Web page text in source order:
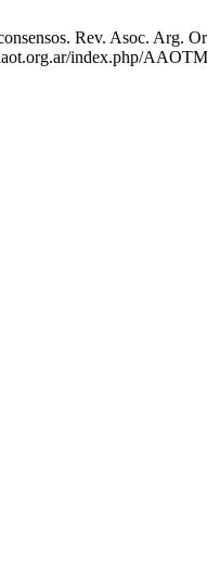
Rev. Asoc. Arg.
index.php/